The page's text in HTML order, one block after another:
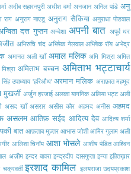
अदीब सहारनपुरी अधीश वर्मा अनजान अनिल पांडे अनु
राग अनुराग नाएडू अनुराग सैकिया अनुराधा पोडवाल
दत्त गुप्तन अन्वेशा अपनी बात अपूर्व धर
अभिरुचि चंद अभिषेक नेलवाल अभिषेक रॉय अभेंद्र
अमानत अली खाँ अमाल मलिक अमि मिश्रा अमित
अमिताभ बच्चन अमिताभ भट्टाचार्य
सिंह उपाध्याय 'हरिऔध' अरमान मलिक अराफ़ात महमूद
मुखर्जी अर्जुन हरजाई अलका यागनिक अलिया भट्ट अली
असद खाँ असरार असीस कौर अहमद अनीस अहमद
असलम आतिफ़ सईद आदित्य देव आदित्य शर्मा
बात आफ़ताब मुज़्तर आभास जोशी आमिर गुलाम अली
आलिशा चिनॉय आशा भोसले आशीष पंडित आश्विन
अज़ीम इन्दर बावरा इन्द्रदीप दासगुप्ता इन्या इफ़्तिख़ार
चक्रवर्ती इरशाद कामिल इलयराजा उदयप्रकाश